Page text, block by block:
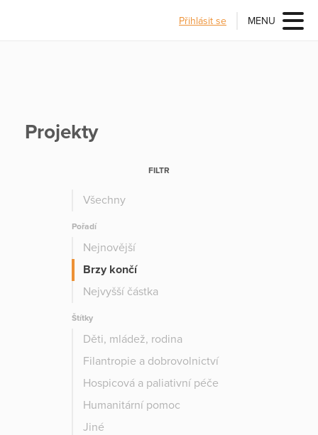
Přihlásit se MENU
Projekty
FILTR
Všechny
Pořadí
Nejnovější
Brzy končí
Nejvyšší částka
Štítky
Děti, mládež, rodina
Filantropie a dobrovolnictví
Hospicová a paliativní péče
Humanitární pomoc
Jiné